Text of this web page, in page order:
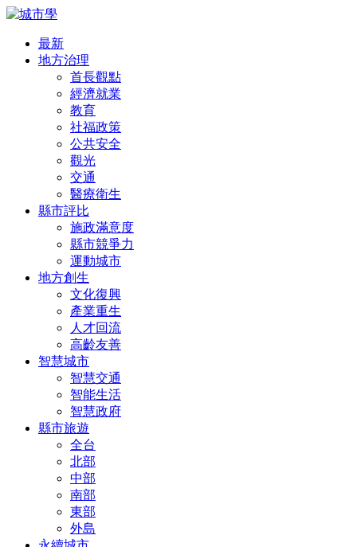
最新
地方治理
首長觀點
經濟就業
教育
社福政策
公共安全
觀光
交通
醫療衛生
縣市評比
施政滿意度
縣市競爭力
運動城市
地方創生
文化復興
產業重生
人才回流
高齡友善
智慧城市
智慧交通
智能生活
智慧政府
縣市旅遊
全台
北部
中部
南部
東部
外島